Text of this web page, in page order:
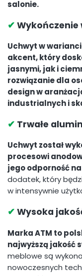
salonie.
✔
Uchwyt w
akcent, który
jasnymi, jak i
rozwiązanie dla
design w
industrialnych i
✔ Trwałe
Uchwyt został
procesowi
jego odporność
dodatek, który
w intensywnie
✔ Wysoka
Marka ATM to
najwyższą jakość
meblowe są
nowoczesnych